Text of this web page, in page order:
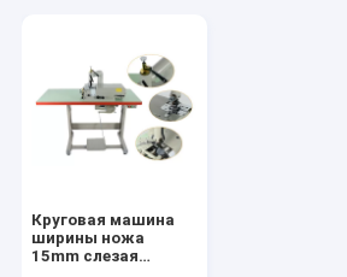
Круговая машина
ширины ножа
15mm слезая